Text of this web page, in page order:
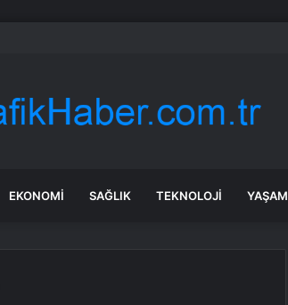
EKONOMI SAĞLIK TEKNOLOJI YAŞAM